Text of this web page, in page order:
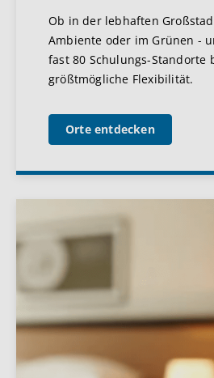
Ob in der lebhaften
Ambiente oder im Grünen -
fast 80 Schulungs-Standorte
größtmögliche Flexibilität.
Orte entdecken